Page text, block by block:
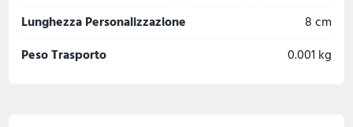
Lunghezza Personalizzazione
8 cm
Peso Trasporto
0.001 kg